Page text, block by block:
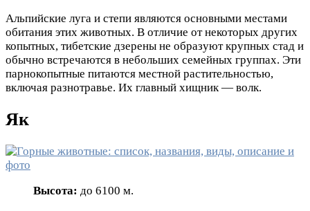
Альпийские луга и степи являются основными местами
обитания этих животных. В отличие от некоторых других
копытных, тибетские дзерены не образуют крупных стад и
обычно встречаются в небольших семейных группах. Эти
парнокопытные питаются местной растительностью,
включая разнотравье. Их главный хищник — волк.
Як
Высота: до 6100 м.